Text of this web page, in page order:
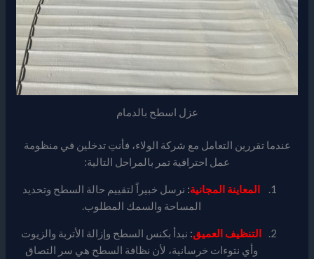
عزل اسطح بالدمام
عندما تقررين التعامل مع شركة الولاء، فأنتِ تدخلين في منظومة
عمل احترافية تمر بالمراحل التالية:
المعاينة المجانية: نرسل خبيراً لتقييم حالة السطح وتحديد
المساحة والسمك المطلوب.
التنظيف العميق: نبدأ بكنس السطح وإزالة الأتربة والزيوت
وأي نتوءات خرسانية، لأن نظافة السطح هي سر التصاق